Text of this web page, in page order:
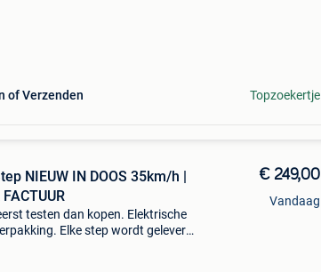
of Verzenden Topzoekertje
h |
dan kopen. Elektrische
Elke step wordt geleverd
€ 249,00
Vandaag